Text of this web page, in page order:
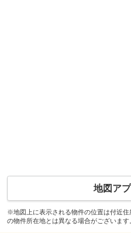
地図ア
※地図上に表示される物件の位置は付近
の物件所在地とは異なる場合がございます